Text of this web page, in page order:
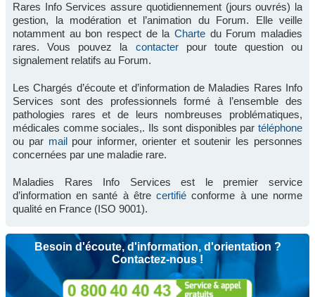
Rares Info Services assure quotidiennement (jours ouvrés) la
gestion, la modération et l’animation du Forum. Elle veille
notamment au bon respect de la Charte du Forum maladies
rares. Vous pouvez la contacterpour toute question ou
signalement relatifs au Forum.
Les Chargés d’écoute et d’information de Maladies Rares Info
Services sont des professionnels formé à l’ensemble des
pathologies rares et de leurs nombreuses problématiques,
médicales comme sociales,. Ils sont disponibles par téléphone
ou par mailpour informer, orienter et soutenir les personnes
concernées par une maladie rare.
Maladies Rares Info Services est le premier service
d’information en santé à êtrecertifié conforme à une norme
qualité en France (ISO 9001).
Besoin d'écoute, d'information, d'orientation ?
Contactez-nous !